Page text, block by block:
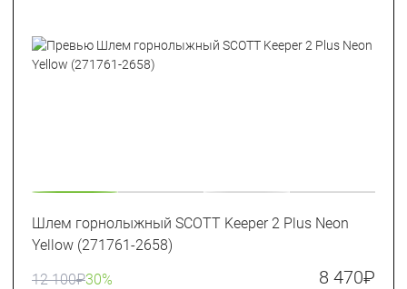
Шлем горнолыжный SCOTT Keeper 2 Plus Neon
Yellow (271761-2658)
12 100₽30% 8 470₽